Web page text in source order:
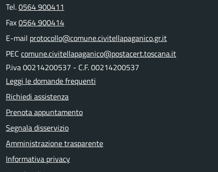
Tel.0564 900411
Fax0564 900414
E-mail protocollo@comune.civitellapaganico.gr.it
PEC comune.civitellapaganico@postacert.toscana.it
P.iva 00214200537 - C.F. 00214200537
Leggi le domande frequenti
Richiedi assistenza
Prenota appuntamento
Segnala disservizio
Amministrazione trasparente
Informativa privacy